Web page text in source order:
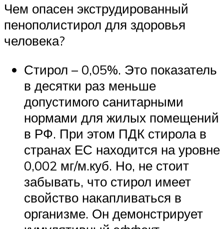
Чем опасен экструдированный
пенополистирол для здоровья
человека?
Стирол – 0,05%. Это показатель
в десятки раз меньше
допустимого санитарными
нормами для жилых помещений
в РФ. При этом ПДК стирола в
странах ЕС находится на уровне
0,002 мг/м.куб. Но, не стоит
забывать, что стирол имеет
свойство накапливаться в
организме. Он демонстрирует